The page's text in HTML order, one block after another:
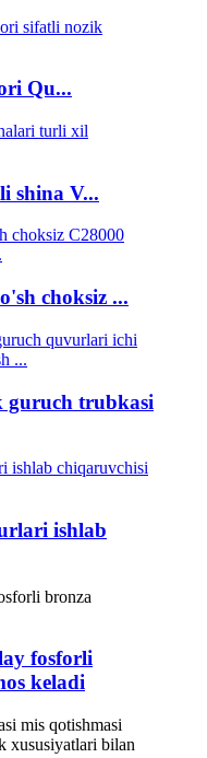
Qu...
shina V...
choksiz ...
guruch trubkasi
ishlab
fosforli
keladi
mis qotishmasi
xususiyatlari bilan